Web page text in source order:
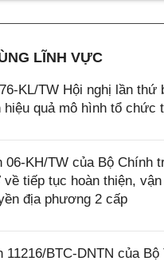
LĨNH VỰC
KL/TW Hội nghị lần
hiệu quả mô hình tổ
06-KH/TW của Bộ Chính
về tiếp tục hoàn thiện,
địa phương 2 cấp
11216/BTC-DNTN của